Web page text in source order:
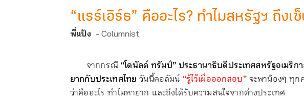
“แรร์เอิร์ธ” คืออะไร? ทำไมสหรัฐฯ ถึงเ
พี่แป้ง - Columnist
จากกรณี “โดนัลด์ ทรัมป์” ประธานาธิบดีประเทศสหรัฐอเมริก
ยากกับประเทศไทย วันนี้คอลัมน์ “รู้ไว้เผื่อออกสอบ”จะพาน้องๆ ทุก
ว่าคืออะไร ทำไมหายาก และถึงได้รับความสนใจจากต่างประเทศ